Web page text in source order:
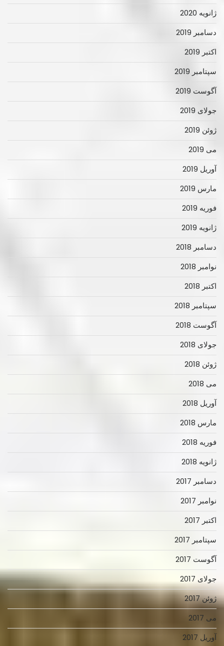
ژانویه 2020
دسامبر 2019
اکتبر 2019
سپتامبر 2019
آگوست 2019
جولای 2019
ژوئن 2019
می 2019
آوریل 2019
مارس 2019
فوریه 2019
ژانویه 2019
دسامبر 2018
نوامبر 2018
اکتبر 2018
سپتامبر 2018
آگوست 2018
جولای 2018
ژوئن 2018
می 2018
آوریل 2018
مارس 2018
فوریه 2018
ژانویه 2018
دسامبر 2017
نوامبر 2017
اکتبر 2017
سپتامبر 2017
آگوست 2017
جولای 2017
ژوئن 2017
می 2017
آوریل 2017